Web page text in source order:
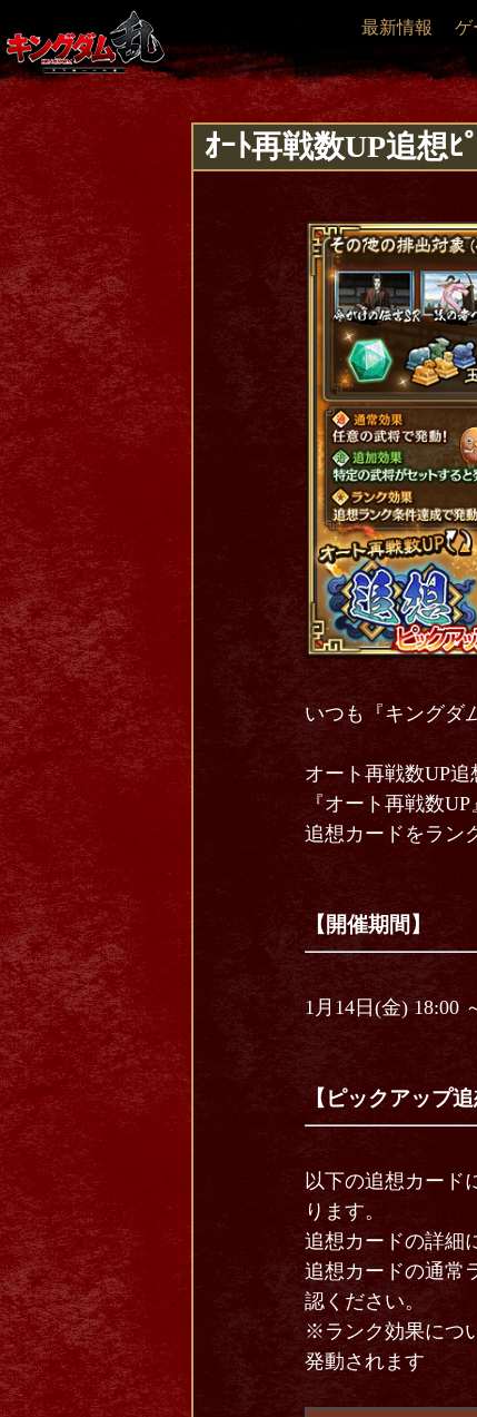
最新情報 ゲ
ｵｰﾄ再戦数UP追想ﾋ
いつも『キングダ
オート再戦数UP追
『オート再戦数
追想カードをラン
【開催期間】
1月14日(金) 18:00
【ピックアップ
以下の追想カード
ります。
追想カードの詳細
追想カードの通常
認ください。
※ランク効果につ
発動されます